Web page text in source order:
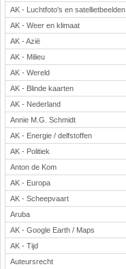
Onderwerpen
Apps en tablets
Collecties digibord
Digiborden / touchscreens
Digibordtools
Downloads basisonderwijs
Herfst
Kerstmis
Kinder-/Jeugdboeken
Lente
Onderbouw PO
Pasen
Voetbal
AK - Luchtfoto's en satellietbeelden
AK - Weer en klimaat
AK - Azië
AK - Milieu
AK - Wereld
AK - Blinde kaarten
AK - Nederland
Annie M.G. Schmidt
AK - Energie / delfstoffen
AK - Politiek
Anton de Kom
AK - Europa
AK - Scheepvaart
Aruba
AK - Google Earth / Maps
AK - Tijd
Auteursrecht